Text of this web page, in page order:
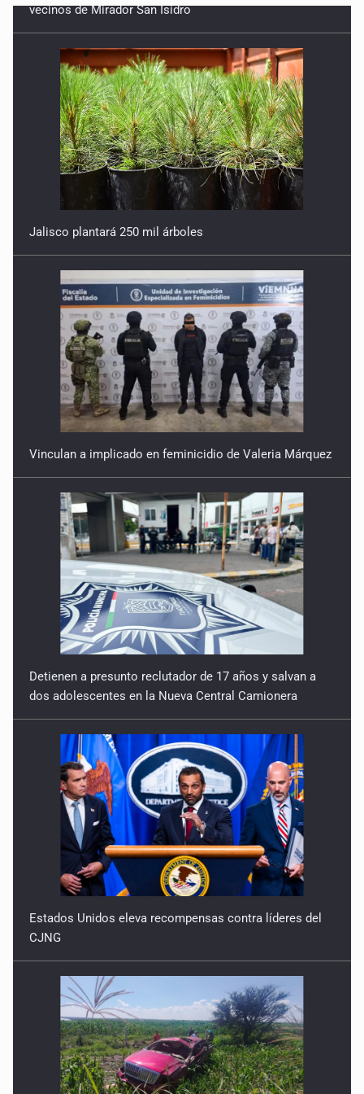
Jalisco plantará 250 mil árboles
Vinculan a implicado en feminicidio de Valeria Márquez
Detienen a presunto reclutador de 17 años y salvan a
dos adolescentes en la Nueva Central Camionera
Estados Unidos eleva recompensas contra líderes del
CJNG